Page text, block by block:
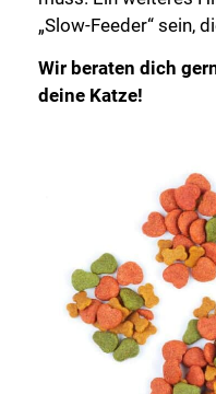
„Slow-Feeder“ sein,
Wir beraten dich
deine Katze!